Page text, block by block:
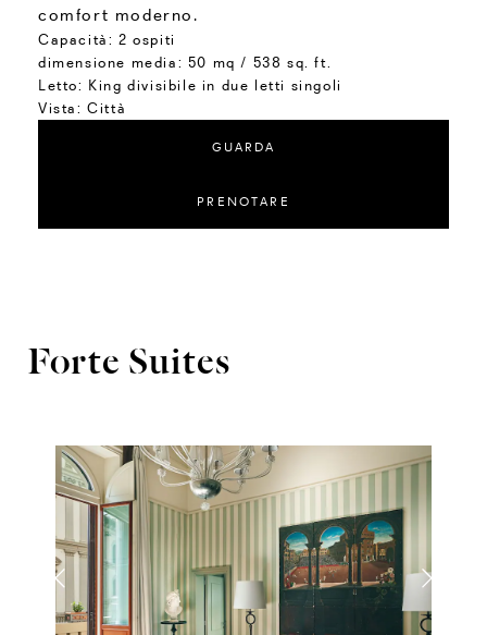
comfort moderno.
Capacità: 2 ospiti
dimensione media: 50 mq / 538 sq. ft.
Letto: King divisibile in due letti singoli
Vista:Città
GUARDA
PRENOTARE
Forte Suites